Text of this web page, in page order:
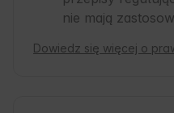
nie mają
Dowiedz się więcej o